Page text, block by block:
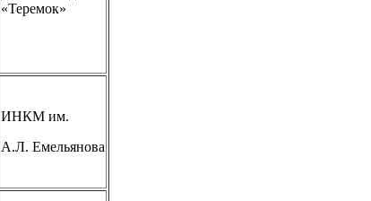
«Теремок»
ИНКМ им.
А.Л. Емельянова